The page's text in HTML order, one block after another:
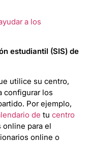
a los
estudiantil (SIS) de
utilice su centro,
configurar los
Por ejemplo,
de tu centro
online para el
online o